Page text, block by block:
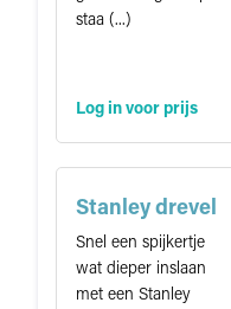
staa (...)
Log in voor prijs
Stanley drevel
Snel een spijkertje
wat dieper inslaan
met een Stanley